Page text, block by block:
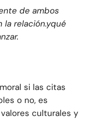
de ambos
la relación.yqué
si las citas
o no, es
culturales y